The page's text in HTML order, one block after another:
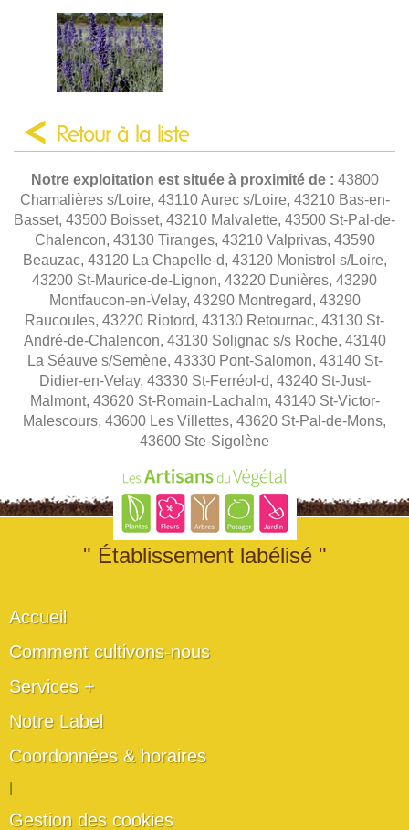
Retour à la liste
Notre exploitation est située à proximité de : 43800
Chamalières s/Loire, 43110 Aurec s/Loire, 43210 Bas-en-
Basset, 43500 Boisset, 43210 Malvalette, 43500 St-Pal-de-
Chalencon, 43130 Tiranges, 43210 Valprivas, 43590
Beauzac, 43120 La Chapelle-d, 43120 Monistrol s/Loire,
43200 St-Maurice-de-Lignon, 43220 Dunières, 43290
Montfaucon-en-Velay, 43290 Montregard, 43290
Raucoules, 43220 Riotord, 43130 Retournac, 43130 St-
André-de-Chalencon, 43130 Solignac s/s Roche, 43140
La Séauve s/Semène, 43330 Pont-Salomon, 43140 St-
Didier-en-Velay, 43330 St-Ferréol-d, 43240 St-Just-
Malmont, 43620 St-Romain-Lachalm, 43140 St-Victor-
Malescours, 43600 Les Villettes, 43620 St-Pal-de-Mons,
43600 Ste-Sigolène
" Établissement labélisé "
Accueil
Comment cultivons-nous
Services +
Notre Label
Coordonnées & horaires
Gestion des cookies